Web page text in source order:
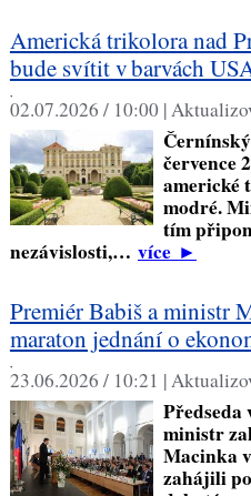
Americká trikolora nad
bude svítit v barvách
,
02.07.2026 / 10:00 |
července
americké
modré.
tím
nezávislosti,… více►
Premiér Babiš a ministr
maraton jednání o
,
23.06.2026 / 10:21 |
ministr
Macinka
zahájili